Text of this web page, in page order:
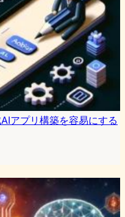
アプリ構築を容易にする